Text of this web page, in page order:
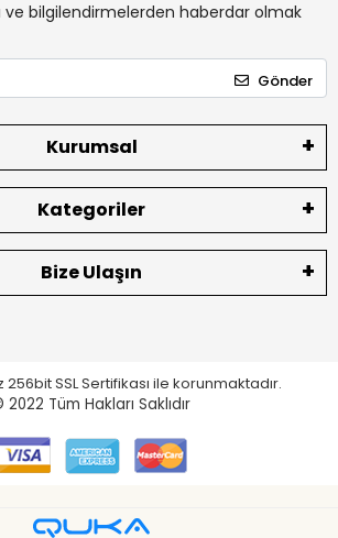
bilgilendirmelerden haberdar olmak
Gönder
Kurumsal
Kategoriler
Bize Ulaşın
SSL Sertifikası ile korunmaktadır.
2022 Tüm Hakları Saklıdır